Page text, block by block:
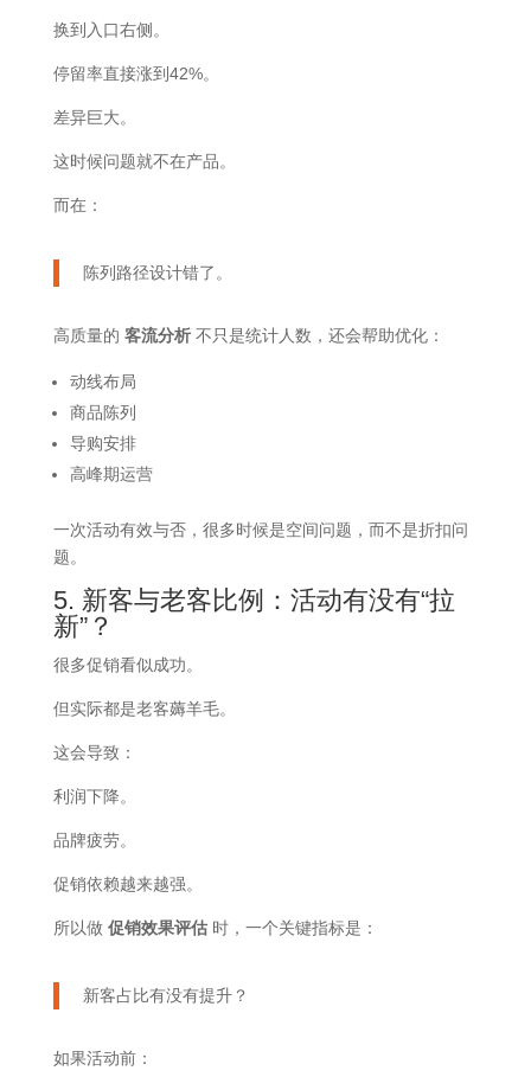
换到入口右侧。
停留率直接涨到42%。
差异巨大。
这时候问题就不在产品。
而在：
陈列路径设计错了。
高质量的 客流分析不只是统计人数，还会帮助优化：
动线布局
商品陈列
导购安排
高峰期运营
一次活动有效与否，很多时候是空间问题，而不是折扣问
题。
5. 新客与老客比例：活动有没有“拉
新”？
很多促销看似成功。
但实际都是老客薅羊毛。
这会导致：
利润下降。
品牌疲劳。
促销依赖越来越强。
所以做 促销效果评估时，一个关键指标是：
新客占比有没有提升？
如果活动前：